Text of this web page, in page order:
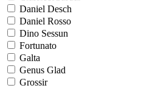
Daniel Desch
Daniel Rosso
Dino Sessun
Fortunato
Galta
Genus Glad
Grossir